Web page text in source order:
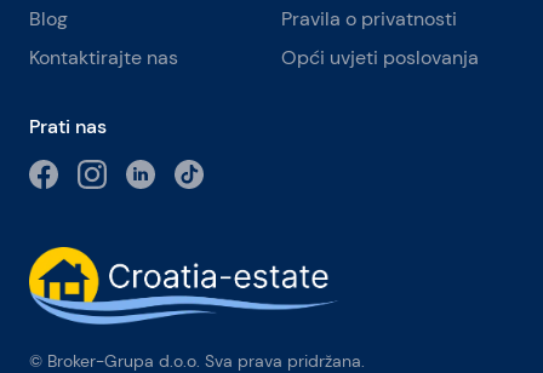
Blog
Kontaktirajte nas
Pravila o privatnosti
Opći uvjeti poslovanja
Prati nas
© Broker-Grupa d.o.o. Sva prava pridržana.